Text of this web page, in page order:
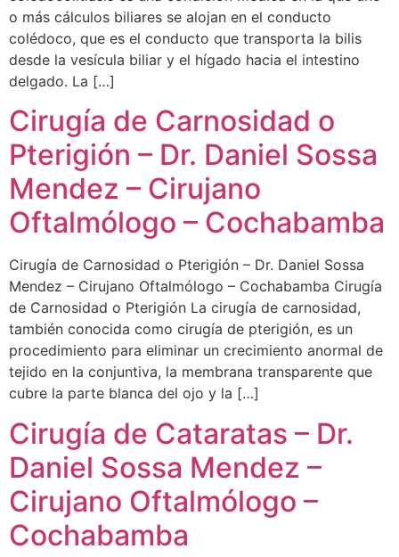
o más cálculos biliares se alojan en el conducto
colédoco, que es el conducto que transporta la bilis
desde la vesícula biliar y el hígado hacia el intestino
delgado. La […]
Cirugía de Carnosidad o
Pterigión – Dr. Daniel Sossa
Mendez – Cirujano
Oftalmólogo – Cochabamba
Cirugía de Carnosidad o Pterigión – Dr. Daniel Sossa
Mendez – Cirujano Oftalmólogo – Cochabamba Cirugía
de Carnosidad o Pterigión La cirugía de carnosidad,
también conocida como cirugía de pterigión, es un
procedimiento para eliminar un crecimiento anormal de
tejido en la conjuntiva, la membrana transparente que
cubre la parte blanca del ojo y la […]
Cirugía de Cataratas – Dr.
Daniel Sossa Mendez –
Cirujano Oftalmólogo –
Cochabamba